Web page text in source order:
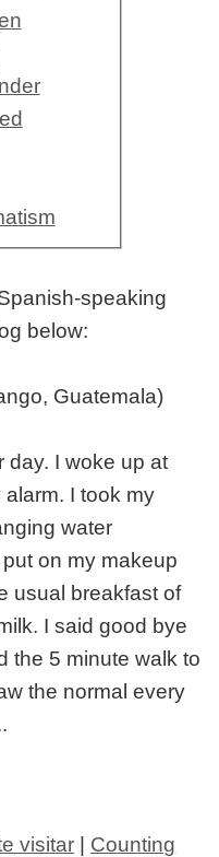
speaking
below:
Guatemala)
day. I woke up at
I took my
water
on my makeup
usual breakfast of
I said good bye
the 5 minute walk to
the normal every
visitar | Counting